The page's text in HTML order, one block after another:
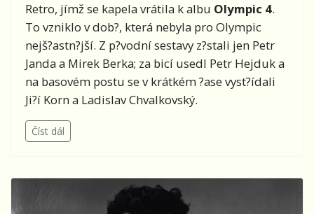
Retro, jímž se kapela vrátila k albu Olympic 4.
To vzniklo v dob?, která nebyla pro Olympic
nejš?astn?jší. Z p?vodní sestavy z?stali jen Petr
Janda a Mirek Berka; za bicí usedl Petr Hejduk a
na basovém postu se v krátkém ?ase vyst?ídali
Ji?í Korn a Ladislav Chvalkovský.
Číst dál